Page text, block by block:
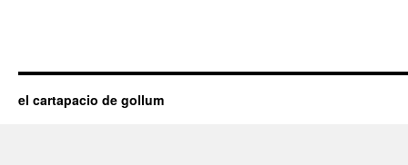
el cartapacio de gollum